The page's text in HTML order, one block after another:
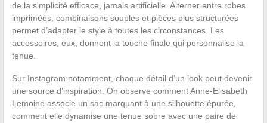
de la simplicité efficace, jamais artificielle. Alterner entre robes
imprimées, combinaisons souples et pièces plus structurées
permet d’adapter le style à toutes les circonstances. Les
accessoires, eux, donnent la touche finale qui personnalise la
tenue.
Sur Instagram notamment, chaque détail d’un look peut devenir
une source d’inspiration. On observe comment Anne-Elisabeth
Lemoine associe un sac marquant à une silhouette épurée,
comment elle dynamise une tenue sobre avec une paire de